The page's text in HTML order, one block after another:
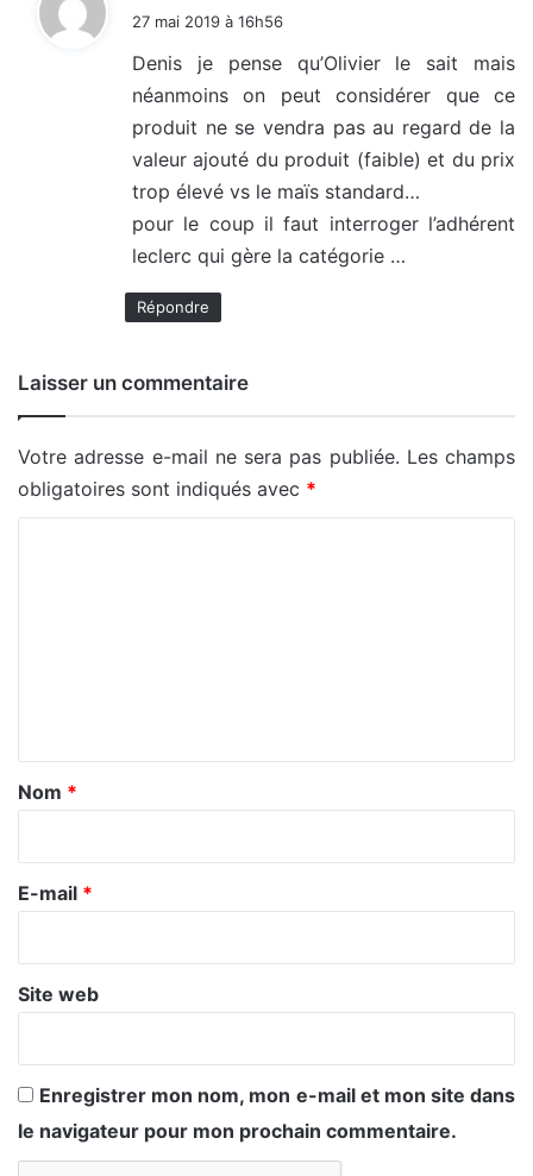
i
:
27 mai 2019 à 16h56
Denis je pense qu’Olivier le sait mais
néanmoins on peut considérer que ce
produit ne se vendra pas au regard de la
valeur ajouté du produit (faible) et du prix
trop élevé vs le maïs standard…
pour le coup il faut interroger l’adhérent
leclerc qui gère la catégorie …
Répondre
Laisser un commentaire
Votre adresse e-mail ne sera pas publiée. Les champs
obligatoires sont indiqués avec *
a
r
e
Nom *
E-mail *
Site web
Enregistrer mon nom, mon e-mail et mon site dans
le navigateur pour mon prochain commentaire.